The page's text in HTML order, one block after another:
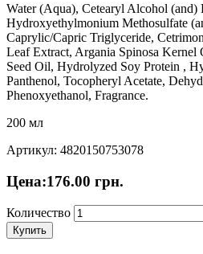
Water (Aqua), Cetearyl Alcohol
Hydroxyethylmonium Methosulfate
Caprylic/Capric Triglyceride,
Leaf Extract, Argania Spinosa Kernel
Seed Oil, Hydrolyzed Soy Protein ,
Panthenol, Tocopheryl Acetate,
Phenoxyethanol, Fragrance.
200 мл
Артикул: 4820150753078
Цена:176.00 грн.
Количество
Купить